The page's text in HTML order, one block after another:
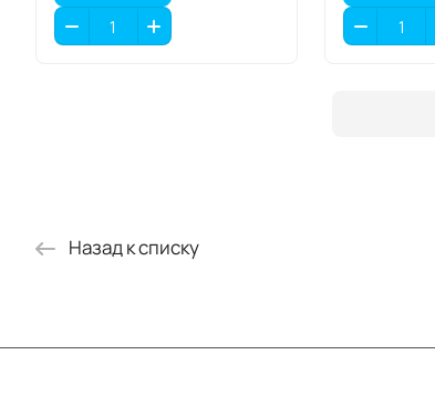
Назад к списку